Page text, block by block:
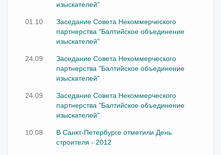
изыскателей"
01.10
Заседание Совета Некоммерческого
партнерства "Балтийское объединение
изыскателей"
24.09
Заседание Совета Некоммерческого
партнерства "Балтийское объединение
изыскателей"
24.09
Заседание Совета Некоммерческого
партнерства "Балтийское объединение
изыскателей"
10.08
В Санкт-Петербурге отметили День
строителя - 2012